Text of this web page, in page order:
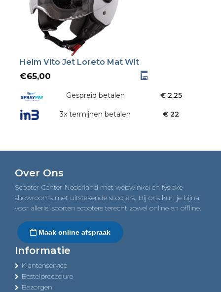
Helm Vito Jet Loreto Mat Wit
€65,00
Gespreid betalen € 2,25
3x termijnen betalen € 22
Over Ons
Scooter Center Nederland met webwinkel en fysieke
showrooms met uitstekende scooters. Bij ons kun je bijna
voor allerlei soorten scooters terecht zowel online en offline.
Maak online afspraak
Informatie
Klantenservice
Bestelprocedure
Bezorgen